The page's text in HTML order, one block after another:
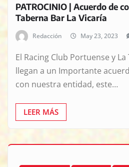
PATROCINIO | Acuerdo de
Taberna Bar La Vicaría
Redacción May 23, 2023
El Racing Club Portuense y
llegan a un Importante
con nuestra entidad, este…
LEER MÁS